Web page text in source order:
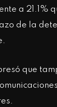
a 21.1%
de la
que